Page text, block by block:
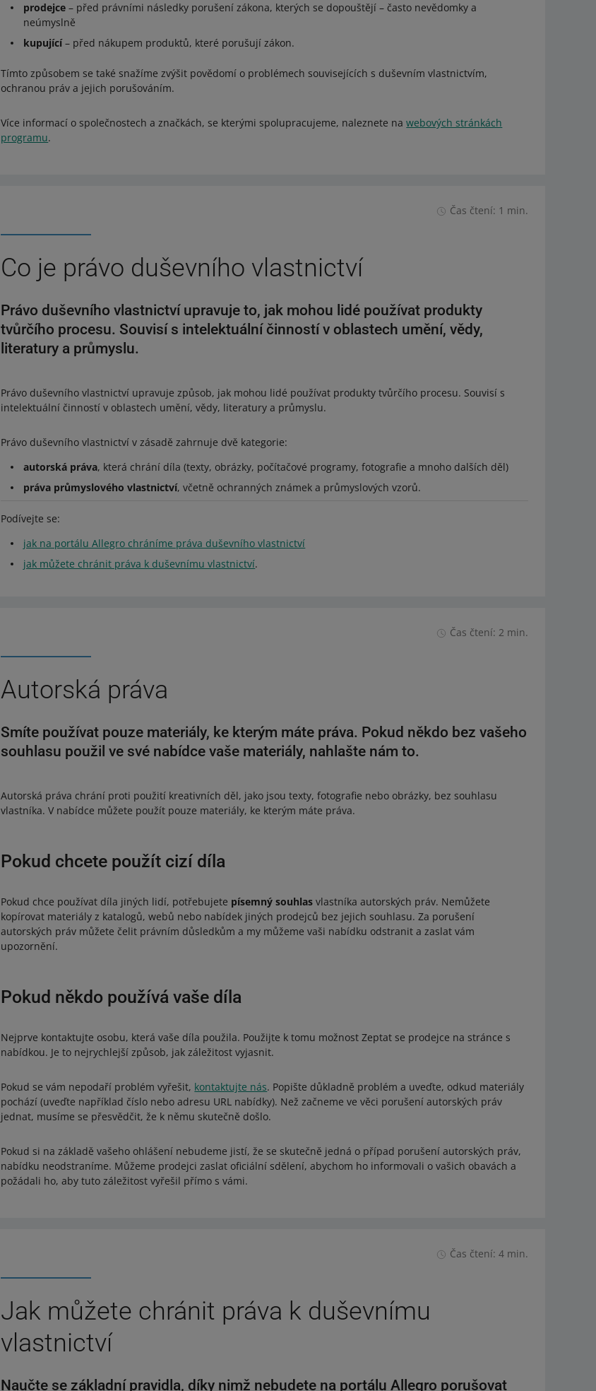
prodejce – před právními následky porušení zákona, kterých se dopouštějí – často nevědomky a
neúmyslně
kupující– před nákupem produktů, které porušují zákon.
Tímto způsobem se také snažíme zvýšit povědomí o problémech souvisejících s duševním vlastnictvím,
ochranou práv a jejich porušováním.
Více informací o společnostech a značkách, se kterými spolupracujeme, naleznete nawebových stránkách
programu.
Čas čtení: 1 min.
Co je právo duševního vlastnictví
Právo duševního vlastnictví upravuje to, jak mohou lidé používat produkty
tvůrčího procesu. Souvisí s intelektuální činností v oblastech umění, vědy,
literatury a průmyslu.
Právo duševního vlastnictví upravuje způsob, jak mohou lidé používat produkty tvůrčího procesu. Souvisí s
intelektuální činností v oblastech umění, vědy, literatury a průmyslu.
Právo duševního vlastnictví v zásadě zahrnuje dvě kategorie:
autorská práva, která chrání díla (texty, obrázky, počítačové programy, fotografie a mnoho dalších děl)
práva průmyslového vlastnictví, včetně ochranných známek a průmyslových vzorů.
Podívejte se:
jak na portálu Allegro chráníme práva duševního vlastnictví
jak můžete chránit práva k duševnímu vlastnictví.
Čas čtení: 2 min.
Autorská práva
Smíte používat pouze materiály, ke kterým máte práva. Pokud někdo bez vašeho
souhlasu použil ve své nabídce vaše materiály, nahlašte nám to.
Autorská práva chrání proti použití kreativních děl, jako jsou texty, fotografie nebo obrázky, bez souhlasu
vlastníka. V nabídce můžete použít pouze materiály, ke kterým máte práva.
Pokud chcete použít cizí díla
Pokud chce používat díla jiných lidí, potřebujete písemný souhlas vlastníka autorských práv. Nemůžete
kopírovat materiály z katalogů, webů nebo nabídek jiných prodejců bez jejich souhlasu. Za porušení
autorských práv můžete čelit právním důsledkům a my můžeme vaši nabídku odstranit a zaslat vám
upozornění.
Pokud někdo používá vaše díla
Nejprve kontaktujte osobu, která vaše díla použila. Použijte k tomu možnost Zeptat se prodejce na stránce s
nabídkou. Je to nejrychlejší způsob, jak záležitost vyjasnit.
Pokud se vám nepodaří problém vyřešit, kontaktujte nás. Popište důkladně problém a uveďte, odkud materiály
pochází (uveďte například číslo nebo adresu URL nabídky). Než začneme ve věci porušení autorských práv
jednat, musíme se přesvědčit, že k němu skutečně došlo.
Pokud si na základě vašeho ohlášení nebudeme jistí, že se skutečně jedná o případ porušení autorských práv,
nabídku neodstraníme. Můžeme prodejci zaslat oficiální sdělení, abychom ho informovali o vašich obavách a
požádali ho, aby tuto záležitost vyřešil přímo s vámi.
Čas čtení: 4 min.
Jak můžete chránit práva k duševnímu
vlastnictví
Naučte se základní pravidla, díky nimž nebudete na portálu Allegro porušovat